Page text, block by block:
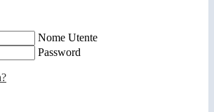
Nome Utente
Password